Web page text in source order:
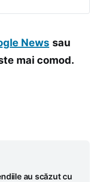
News sau
mai comod.
au scăzut cu